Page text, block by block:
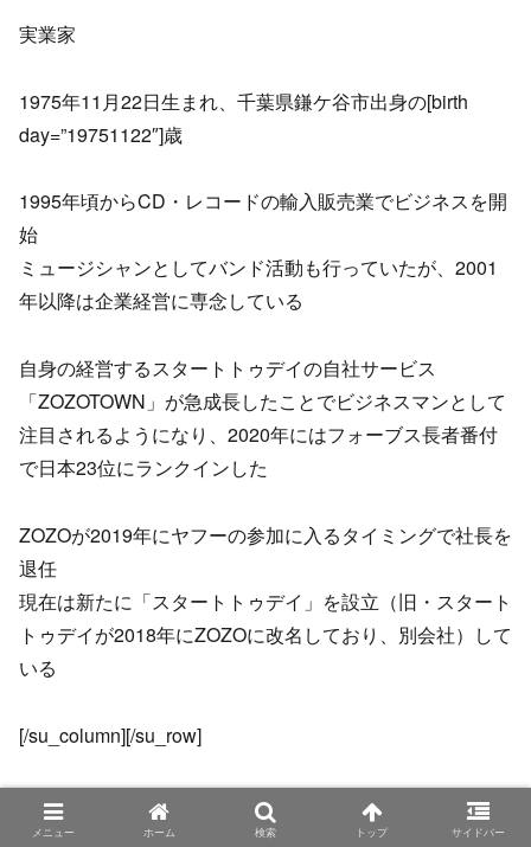
実業家
1975年11月22日生まれ、千葉県鎌ケ谷市出身の[birth
day=”19751122″]歳
1995年頃からCD・レコードの輸入販売業でビジネスを開
始
ミュージシャンとしてバンド活動も行っていたが、2001
年以降は企業経営に専念している
自身の経営するスタートトゥデイの自社サービス
「ZOZOTOWN」が急成長したことでビジネスマンとして
注目されるようになり、2020年にはフォーブス長者番付
で日本23位にランクインした
ZOZOが2019年にヤフーの参加に入るタイミングで社長を
退任
現在は新たに「スタートトゥデイ」を設立（旧・スタート
トゥデイが2018年にZOZOに改名しており、別会社）して
いる
[/su_column][/su_row]
女優・剛力彩芽との交際、破局、復縁など週刊誌向けの華
やかな話題なども注目されている
メニュー ホーム 検索 トップ サイドバー